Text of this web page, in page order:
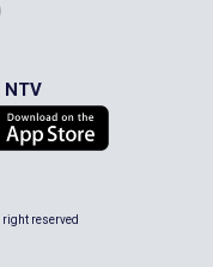
NTV
reserved